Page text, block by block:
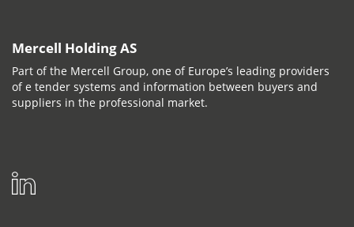
Mercell Holding AS
Part of the Mercell Group, one of Europe’s leading providers
of e tender systems and information between buyers and
suppliers in the professional market.